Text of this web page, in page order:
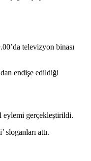
televizyon binası
endişe edildiği
eylemi gerçekleştirildi.
attı.